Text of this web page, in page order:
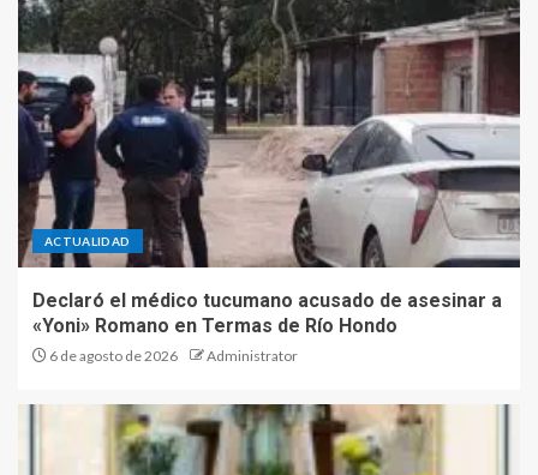
ACTUALIDAD
Declaró el médico tucumano acusado de asesinar a
«Yoni» Romano en Termas de Río Hondo
6 de agosto de 2026 Administrator